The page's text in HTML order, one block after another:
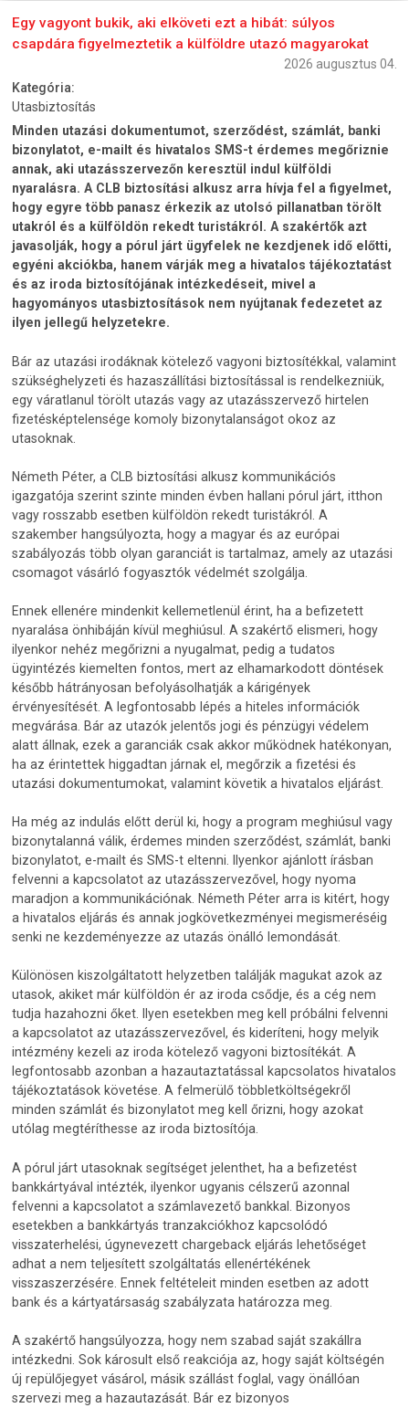
Egy vagyont bukik, aki elköveti ezt a hibát: súlyos
csapdára figyelmeztetik a külföldre utazó magyarokat
2026 augusztus 04.
Kategória:
Utasbiztosítás
Minden utazási dokumentumot, szerződést, számlát, banki
bizonylatot, e-mailt és hivatalos SMS-t érdemes megőriznie
annak, aki utazásszervezőn keresztül indul külföldi
nyaralásra. A CLB biztosítási alkusz arra hívja fel a figyelmet,
hogy egyre több panasz érkezik az utolsó pillanatban törölt
utakról és a külföldön rekedt turistákról. A szakértők azt
javasolják, hogy a pórul járt ügyfelek ne kezdjenek idő előtti,
egyéni akciókba, hanem várják meg a hivatalos tájékoztatást
és az iroda biztosítójának intézkedéseit, mivel a
hagyományos utasbiztosítások nem nyújtanak fedezetet az
ilyen jellegű helyzetekre.
Bár az utazási irodáknak kötelező vagyoni biztosítékkal, valamint
szükséghelyzeti és hazaszállítási biztosítással is rendelkezniük,
egy váratlanul törölt utazás vagy az utazásszervező hirtelen
fizetésképtelensége komoly bizonytalanságot okoz az
utasoknak.
Németh Péter, a CLB biztosítási alkusz kommunikációs
igazgatója szerint szinte minden évben hallani pórul járt, itthon
vagy rosszabb esetben külföldön rekedt turistákról. A
szakember hangsúlyozta, hogy a magyar és az európai
szabályozás több olyan garanciát is tartalmaz, amely az utazási
csomagot vásárló fogyasztók védelmét szolgálja.
Ennek ellenére mindenkit kellemetlenül érint, ha a befizetett
nyaralása önhibáján kívül meghiúsul. A szakértő elismeri, hogy
ilyenkor nehéz megőrizni a nyugalmat, pedig a tudatos
ügyintézés kiemelten fontos, mert az elhamarkodott döntések
később hátrányosan befolyásolhatják a kárigények
érvényesítését. A legfontosabb lépés a hiteles információk
megvárása. Bár az utazók jelentős jogi és pénzügyi védelem
alatt állnak, ezek a garanciák csak akkor működnek hatékonyan,
ha az érintettek higgadtan járnak el, megőrzik a fizetési és
utazási dokumentumokat, valamint követik a hivatalos eljárást.
Ha még az indulás előtt derül ki, hogy a program meghiúsul vagy
bizonytalanná válik, érdemes minden szerződést, számlát, banki
bizonylatot, e-mailt és SMS-t eltenni. Ilyenkor ajánlott írásban
felvenni a kapcsolatot az utazásszervezővel, hogy nyoma
maradjon a kommunikációnak. Németh Péter arra is kitért, hogy
a hivatalos eljárás és annak jogkövetkezményei megismeréséig
senki ne kezdeményezze az utazás önálló lemondását.
Különösen kiszolgáltatott helyzetben találják magukat azok az
utasok, akiket már külföldön ér az iroda csődje, és a cég nem
tudja hazahozni őket. Ilyen esetekben meg kell próbálni felvenni
a kapcsolatot az utazásszervezővel, és kideríteni, hogy melyik
intézmény kezeli az iroda kötelező vagyoni biztosítékát. A
legfontosabb azonban a hazautaztatással kapcsolatos hivatalos
tájékoztatások követése. A felmerülő többletköltségekről
minden számlát és bizonylatot meg kell őrizni, hogy azokat
utólag megtéríthesse az iroda biztosítója.
A pórul járt utasoknak segítséget jelenthet, ha a befizetést
bankkártyával intézték, ilyenkor ugyanis célszerű azonnal
felvenni a kapcsolatot a számlavezető bankkal. Bizonyos
esetekben a bankkártyás tranzakciókhoz kapcsolódó
visszaterhelési, úgynevezett chargeback eljárás lehetőséget
adhat a nem teljesített szolgáltatás ellenértékének
visszaszerzésére. Ennek feltételeit minden esetben az adott
bank és a kártyatársaság szabályzata határozza meg.
A szakértő hangsúlyozza, hogy nem szabad saját szakállra
intézkedni. Sok károsult első reakciója az, hogy saját költségén
új repülőjegyet vásárol, másik szállást foglal, vagy önállóan
szervezi meg a hazautazását. Bár ez bizonyos